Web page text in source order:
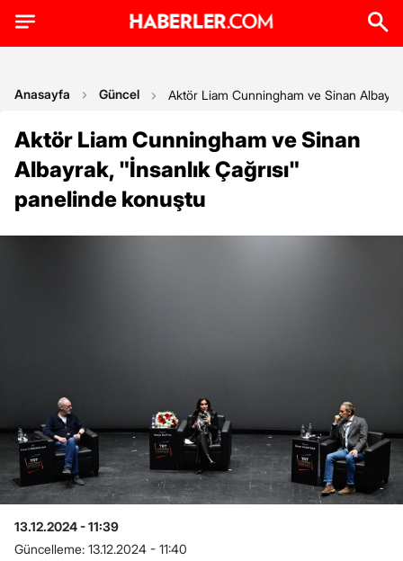
Anasayfa Güncel Aktör Liam Cunningham ve Sinan
Aktör Liam Cunningham ve Sinan
Albayrak, "İnsanlık Çağrısı"
panelinde konuştu
13.12.2024 - 11:39
Güncelleme: 13.12.2024 - 11:40